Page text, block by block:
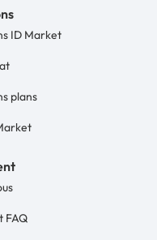
ID Market
plans
FAQ